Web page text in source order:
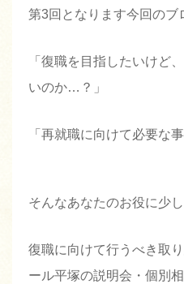
第3回となります今回のブ
「復職を目指したいけど
いのか…？」
「再就職に向けて必要な
そんなあなたのお役に少
復職に向けて行うべき取
ール平塚の説明会・個別